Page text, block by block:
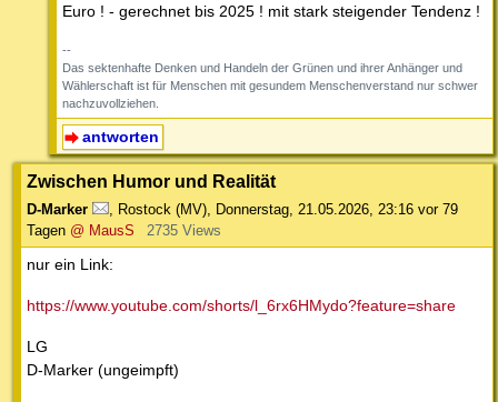
Euro ! - gerechnet bis 2025 ! mit stark steigender Tendenz !
--
Das sektenhafte Denken und Handeln der Grünen und ihrer Anhänger und
Wählerschaft ist für Menschen mit gesundem Menschenverstand nur schwer
nachzuvollziehen.
antworten
Zwischen Humor und Realität
D-Marker Rostock (MV) Donnerstag, 21.05.2026, 23:16 vor 79
Tagen @ MausS 2735 Views
nur ein Link:
https://www.youtube.com/shorts/l_6rx6HMydo?feature=share
LG
D-Marker (ungeimpft)